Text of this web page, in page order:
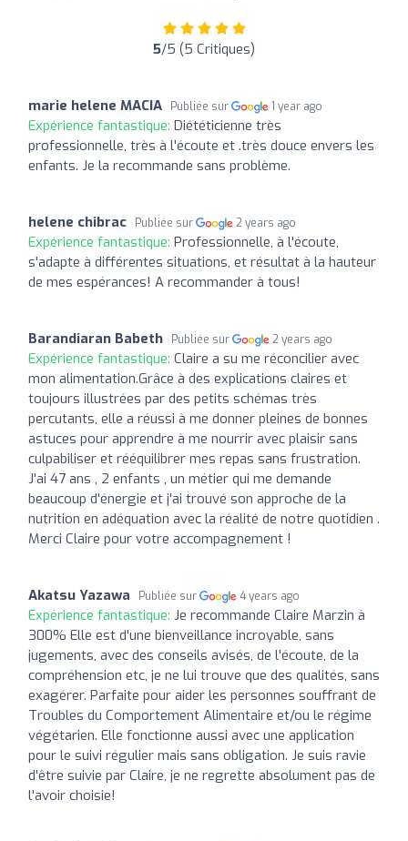
5/5 (5 Critiques)
marie helene MACIA Publiée sur 1 year ago
Expérience fantastique: Diététicienne très
professionnelle, très à l'écoute et .très douce envers les
enfants. Je la recommande sans problème.
helene chibrac Publiée sur 2 years ago
Expérience fantastique: Professionnelle, à l'écoute,
s'adapte à différentes situations, et résultat à la hauteur
de mes espérances! A recommander à tous!
Barandiaran Babeth Publiée sur 2 years ago
Expérience fantastique: Claire a su me réconcilier avec
mon alimentation.Grâce à des explications claires et
toujours illustrées par des petits schémas très
percutants, elle a réussi à me donner pleines de bonnes
astuces pour apprendre à me nourrir avec plaisir sans
culpabiliser et rééquilibrer mes repas sans frustration.
J'ai 47 ans , 2 enfants , un métier qui me demande
beaucoup d'énergie et j'ai trouvé son approche de la
nutrition en adéquation avec la réalité de notre quotidien .
Merci Claire pour votre accompagnement !
Akatsu Yazawa Publiée sur 4 years ago
Expérience fantastique: Je recommande Claire Marzin à
300% Elle est d'une bienveillance incroyable, sans
jugements, avec des conseils avisés, de l'écoute, de la
compréhension etc, je ne lui trouve que des qualités, sans
exagérer. Parfaite pour aider les personnes souffrant de
Troubles du Comportement Alimentaire et/ou le régime
végétarien. Elle fonctionne aussi avec une application
pour le suivi régulier mais sans obligation. Je suis ravie
d'être suivie par Claire, je ne regrette absolument pas de
l'avoir choisie!